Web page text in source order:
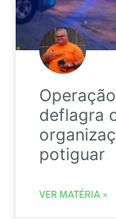
deflagra
potiguar
VER MATÉRIA »